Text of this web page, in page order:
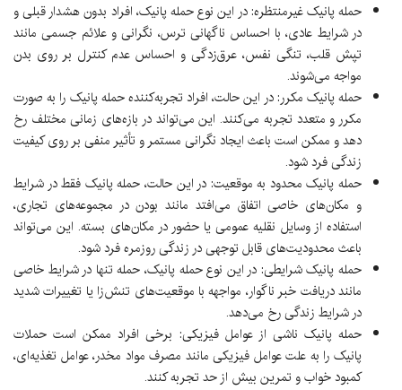
حمله پانیک غیرمنتظره: در این نوع حمله پانیک، افراد بدون هشدار قبلی و
در شرایط عادی، با احساس ناگهانی ترس، نگرانی و علائم جسمی مانند
تپش قلب، تنگی نفس، عرق‌زدگی و احساس عدم کنترل بر روی بدن
مواجه می‌شوند.
حمله پانیک مکرر: در این حالت، افراد تجربه‌کننده حمله پانیک را به صورت
مکرر و متعدد تجربه می‌کنند. این می‌تواند در بازه‌های زمانی مختلف رخ
دهد و ممکن است باعث ایجاد نگرانی مستمر و تأثیر منفی بر روی کیفیت
زندگی فرد شود.
حمله پانیک محدود به موقعیت: در این حالت، حمله پانیک فقط در شرایط
و مکان‌های خاصی اتفاق می‌افتد مانند بودن در مجموعه‌های تجاری،
استفاده از وسایل نقلیه عمومی یا حضور در مکان‌های بسته. این می‌تواند
باعث محدودیت‌های قابل توجهی در زندگی روزمره فرد شود.
حمله پانیک شرایطی: در این نوع حمله پانیک، حمله تنها در شرایط خاصی
مانند دریافت خبر ناگوار، مواجهه با موقعیت‌های تنش‌زا یا تغییرات شدید
در شرایط زندگی رخ می‌دهد.
حمله پانیک ناشی از عوامل فیزیکی: برخی افراد ممکن است حملات
پانیک را به علت عوامل فیزیکی مانند مصرف مواد مخدر، عوامل تغذیه‌ای،
کمبود خواب و تمرین بیش از حد تجربه کنند.